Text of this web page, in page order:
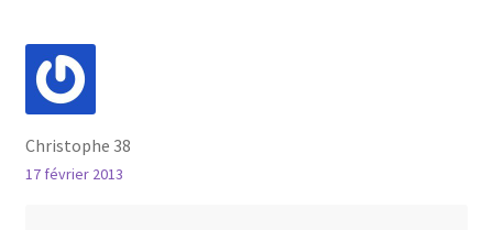
Christophe 38
17 février 2013